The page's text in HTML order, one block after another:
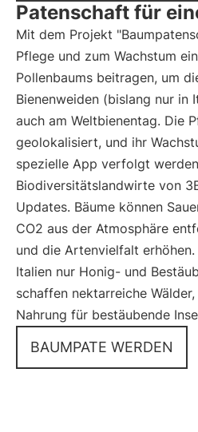
Patenschaft für
Mit dem Projekt
Pflege und zum Wachstum
Pollenbaums beitragen, um
Bienenweiden (bislang nur in
auch am Weltbienentag. Die
geolokalisiert, und ihr
spezielle App verfolgt
Biodiversitätslandwirte von
Updates. Bäume können
CO2 aus der Atmosphäre
und die Artenvielfalt
Italien nur Honig- und
schaffen nektarreiche
Nahrung für bestäubende
BAUMPATE WERDEN